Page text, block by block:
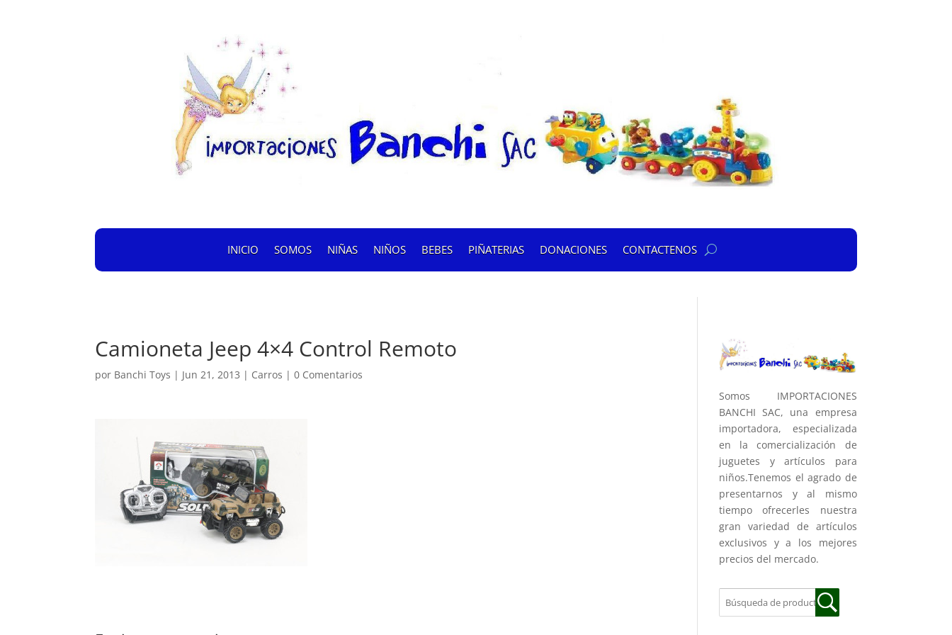
INICIO SOMOS NIÑAS NIÑOS BEBES PIÑATERIAS DONACIONES CONTACTENOS
Camioneta Jeep 4×4 Control Remoto
por Banchi Toys | Jun 21, 2013 | Carros |0 Comentarios
Somos IMPORTACIONES
BANCHI SAC, una empresa
importadora, especializada
en la comercialización de
juguetes y artículos para
niños.Tenemos el agrado de
presentarnos y al mismo
tiempo ofrecerles nuestra
gran variedad de artículos
exclusivos y a los mejores
precios del mercado.